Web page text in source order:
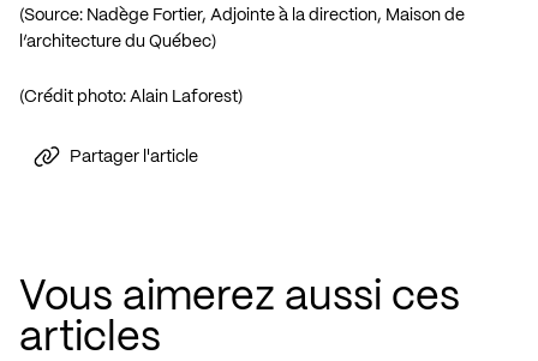
(Source: Nadège Fortier, Adjointe à la direction, Maison de
l’architecture du Québec)
(Crédit photo: Alain Laforest)
Partager l'article
Vous aimerez aussi ces
articles